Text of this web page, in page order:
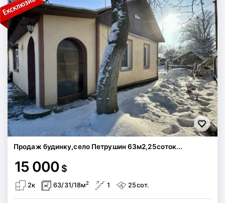
Продаж будинку,село Петрушин 63м2,25соток...
15 000 $
2к 63/31/18м2 1 25сот.